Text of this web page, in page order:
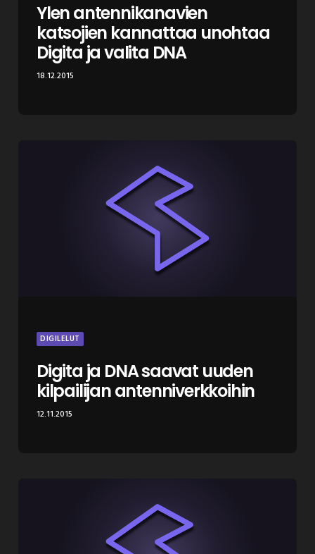
Ylen antennikanavien
katsojien kannattaa unohtaa
Digita ja valita DNA
18.12.2015
DIGILELUT
Digita ja DNA saavat uuden
kilpailijan antenniverkkoihin
12.11.2015